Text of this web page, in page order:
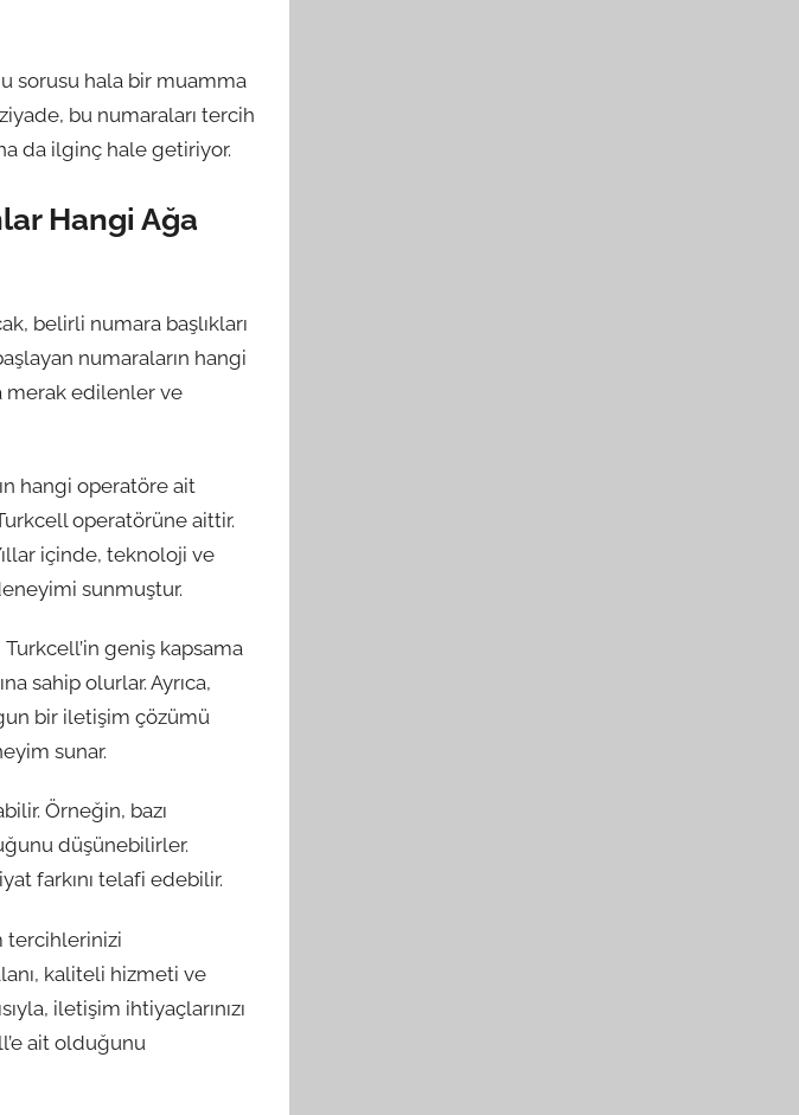
sorusu hala bir muamma
bu numaraları tercih
da ilginç hale getiriyor.
Hangi Ağa
belirli numara başlıkları
numaraların hangi
merak edilenler ve
hangi operatöre ait
operatörüne aittir.
içinde, teknoloji ve
sunmuştur.
geniş kapsama
sahip olurlar. Ayrıca,
bir iletişim çözümü
sunar.
Örneğin, bazı
düşünebilirler.
farkını telafi edebilir.
tercihlerinizi
kaliteli hizmeti ve
iletişim ihtiyaçlarınızı
ait olduğunu